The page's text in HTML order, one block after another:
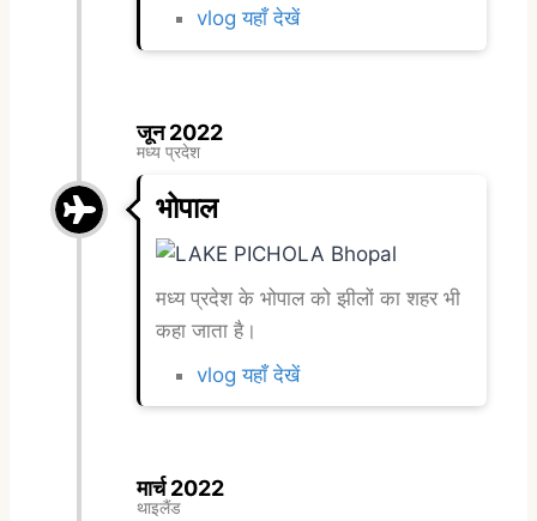
vlog यहाँ देखें
जून 2022
मध्य प्रदेश
भोपाल
मध्य प्रदेश के भोपाल को झीलों का शहर भी
कहा जाता है।
vlog यहाँ देखें
मार्च 2022
थाइलैंड